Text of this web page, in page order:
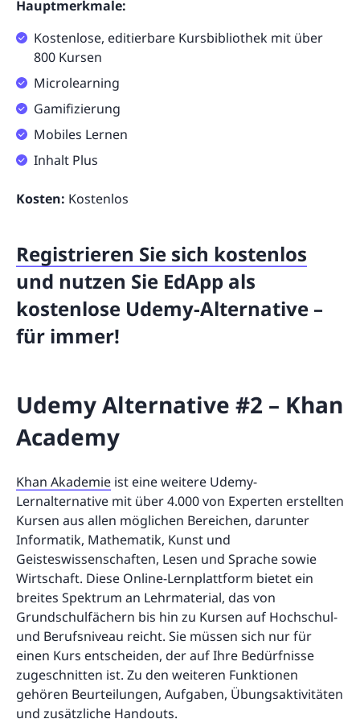
Hauptmerkmale:
Kostenlose, editierbare Kursbibliothek mit über
800 Kursen
Microlearning
Gamifizierung
Mobiles Lernen
Inhalt Plus
Kosten: Kostenlos
Registrieren Sie sich kostenlos
und nutzen Sie EdApp als
kostenlose Udemy-Alternative –
für immer!
Udemy Alternative #2 – Khan
Academy
Khan Akademie ist eine weitere Udemy-
Lernalternative mit über 4.000 von Experten erstellten
Kursen aus allen möglichen Bereichen, darunter
Informatik, Mathematik, Kunst und
Geisteswissenschaften, Lesen und Sprache sowie
Wirtschaft. Diese Online-Lernplattform bietet ein
breites Spektrum an Lehrmaterial, das von
Grundschulfächern bis hin zu Kursen auf Hochschul-
und Berufsniveau reicht. Sie müssen sich nur für
einen Kurs entscheiden, der auf Ihre Bedürfnisse
zugeschnitten ist. Zu den weiteren Funktionen
gehören Beurteilungen, Aufgaben, Übungsaktivitäten
und zusätzliche Handouts.